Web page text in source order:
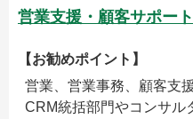
営業支援・顧客サポー
【お勧めポイント】
営業、営業事務、顧客支
CRM統括部門やコンサル